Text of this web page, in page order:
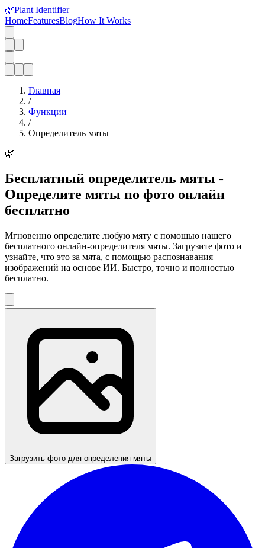
🌿Plant Identifier
HomeFeaturesBlogHow It Works
Главная
/
Функции
/
Определитель мяты
🌿
Бесплатный определитель мяты -
Определите мяты по фото онлайн
бесплатно
Мгновенно определите любую мяту с помощью нашего
бесплатного онлайн-определителя мяты. Загрузите фото и
узнайте, что это за мята, с помощью распознавания
изображений на основе ИИ. Быстро, точно и полностью
бесплатно.
Загрузить фото для определения мяты